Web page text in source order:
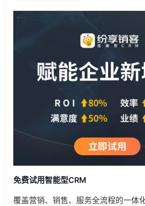
免费试用智能型CRM
覆盖营销、销售、服务全流程的一体